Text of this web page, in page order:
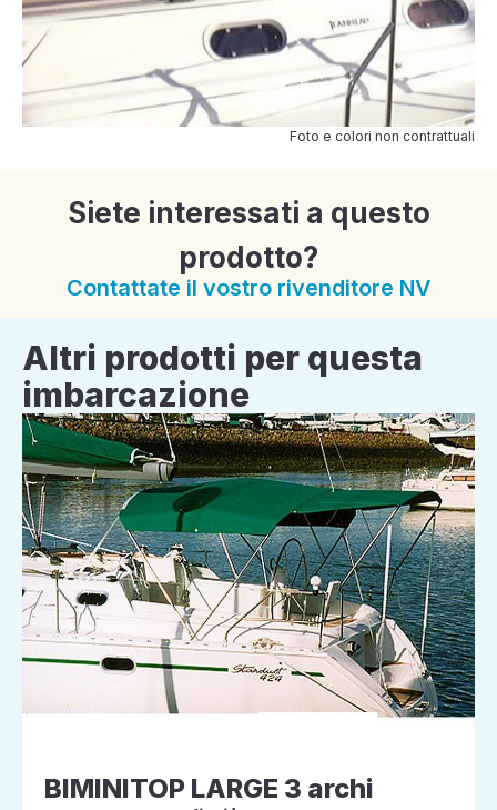
Foto e colori non contrattuali
Siete interessati a questo
prodotto?
Contattate il vostro rivenditore NV
Altri prodotti per questa
imbarcazione
BIMINITOP LARGE 3 archi